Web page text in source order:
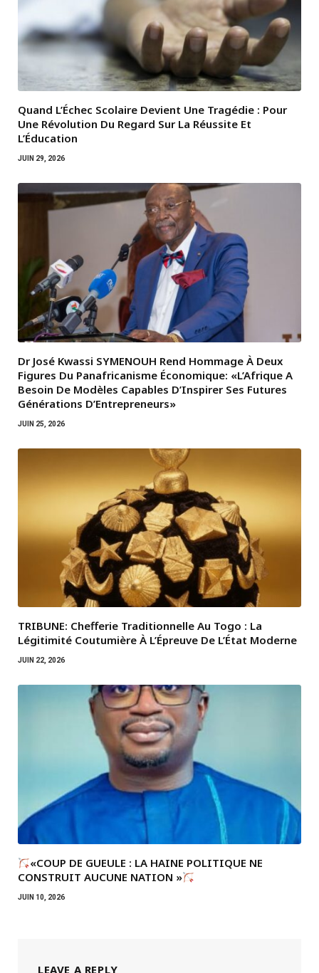
Quand L’Échec Scolaire Devient Une Tragédie : Pour
Une Révolution Du Regard Sur La Réussite Et
L’Éducation
JUIN 29, 2026
Dr José Kwassi SYMENOUH Rend Hommage À Deux
Figures Du Panafricanisme Économique: «L’Afrique A
Besoin De Modèles Capables D’Inspirer Ses Futures
Générations D’Entrepreneurs»
JUIN 25, 2026
TRIBUNE: Chefferie Traditionnelle Au Togo : La
Légitimité Coutumière À L’Épreuve De L’État Moderne
JUIN 22, 2026
«COUP DE GUEULE : LA HAINE POLITIQUE NE
CONSTRUIT AUCUNE NATION »
JUIN 10, 2026
LEAVE A REPLY